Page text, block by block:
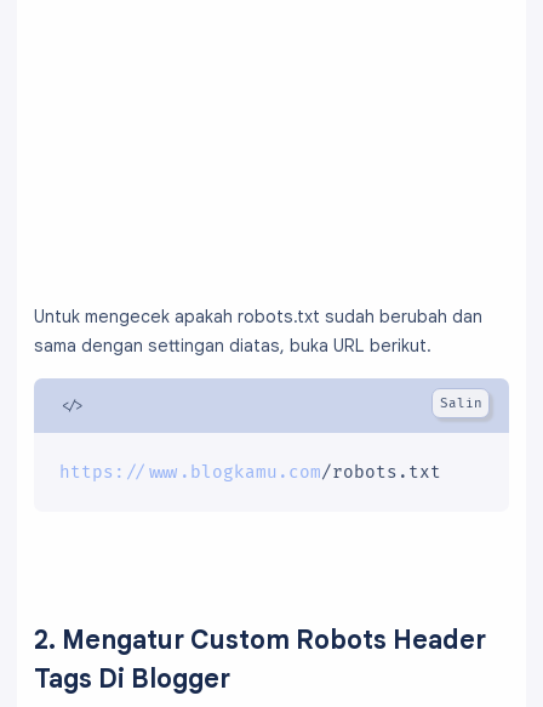
Untuk mengecek apakah robots.txt sudah berubah dan
sama dengan settingan diatas, buka URL berikut.
https://www.blogkamu.com/robots.txt
2. Mengatur Custom Robots Header
Tags Di Blogger